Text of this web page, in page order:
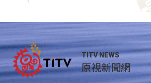
TITV NEWS
原視新聞網